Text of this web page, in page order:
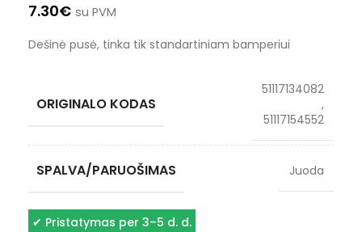
7.30€ su PVM
Dešinė pusė, tinka tik standartiniam bamperiui
ORIGINALO KODAS
51117134082
,
51117154552
SPALVA/PARUOŠIMAS Juoda
✔ Pristatymas per 3–5 d. d.